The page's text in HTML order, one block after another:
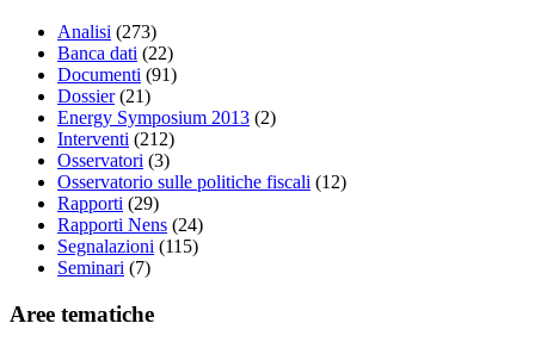
Analisi (273)
Banca dati (22)
Documenti (91)
Dossier (21)
Energy Symposium 2013 (2)
Interventi (212)
Osservatori (3)
Osservatorio sulle politiche fiscali (12)
Rapporti (29)
Rapporti Nens (24)
Segnalazioni (115)
Seminari (7)
Aree tematiche